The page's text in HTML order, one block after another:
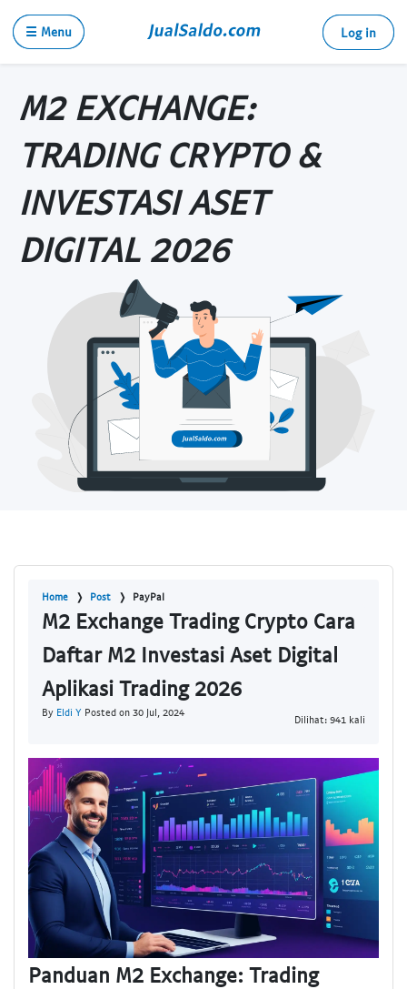
☰ Menu Log in
M2 EXCHANGE:
TRADING CRYPTO &
INVESTASI ASET
DIGITAL 2026
Home Post PayPal
M2 Exchange Trading Crypto Cara
Daftar M2 Investasi Aset Digital
Aplikasi Trading 2026
By Eldi Y Posted on 30 Jul, 2024
Dilihat: 941 kali
Panduan M2 Exchange: Trading